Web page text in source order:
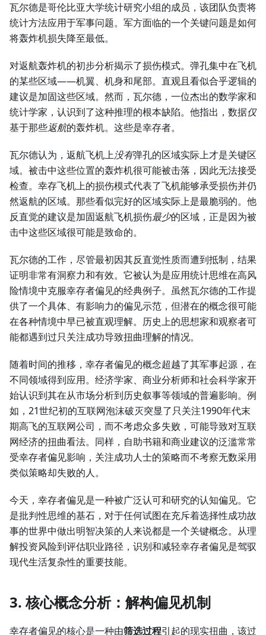
瓦尔德是哥伦比亚大学统计研究小组的成员，该团队负责将
统计方法应用于军事问题。军方面临的一个关键问题是如何
将轰炸机损失降至最低。
对返航轰炸机的初步分析揭示了损伤模式。弹孔集中在飞机
的某些区域——机翼、机身和尾部。直观且看似合乎逻辑的
建议是加固这些区域。然而，瓦尔德，一位杰出的数学家和
统计学家，认识到了这种推理的根本缺陷。他指出，数据仅
基于那些返航的轰炸机。这些是幸存者。
瓦尔德认为，返航飞机上没有弹孔的区域实际上才是关键区
域。被击中这些位置的轰炸机很可能被击落，因此无法接受
检查。幸存飞机上的损伤模式代表了飞机能够承受损伤并仍
然返航的区域。那些看似完好的区域实际上是最脆弱的。他
反直觉的建议是加固返航飞机损伤最少的区域，正是因为被
击中这些区域很可能是致命的。
瓦尔德的工作，尽管最初因其反直觉性质而遭到抵制，结果
证明非常有洞察力和有效。它被认为是应用统计思维在高风
险情境中克服幸存者偏见的经典例子。虽然瓦尔德的工作提
供了一个具体、有影响力的偏见示范，但潜在的概念很可能
在各种情境中早已被直观理解。历史上的思想家和观察者可
能都遇到过只关注成功导致扭曲理解的情况。
随着时间的推移，幸存者偏见的概念超越了其军事起源，在
不同领域得到应用。经济学家、商业分析师和社会科学家开
始认识到其在从市场分析到历史叙事等领域的普遍影响。例
如，21世纪初的互联网泡沫破灭突显了只关注1990年代末
期高飞的互联网公司，而不考虑众多失败，可能导致对互联
网经济的扭曲看法。同样，自助书籍和商业建议的泛滥常常
受幸存者偏见影响，关注成功人士的策略而不考察无数采用
类似策略却失败的人。
今天，幸存者偏见是一种被广泛认可和研究的认知偏见。它
是批判性思维的基石，对于任何试图在充斥着选择性成功故
事的世界中做出明智决策的人来说都是一个关键概念。从理
解投资风险到评估职业路径，识别和减轻幸存者偏见是驾驭
现代生活复杂性的重要技能。
3. 核心概念分析：解构偏见机制
幸存者偏见的核心是一种由筛选过程引起的现实扭曲，该过